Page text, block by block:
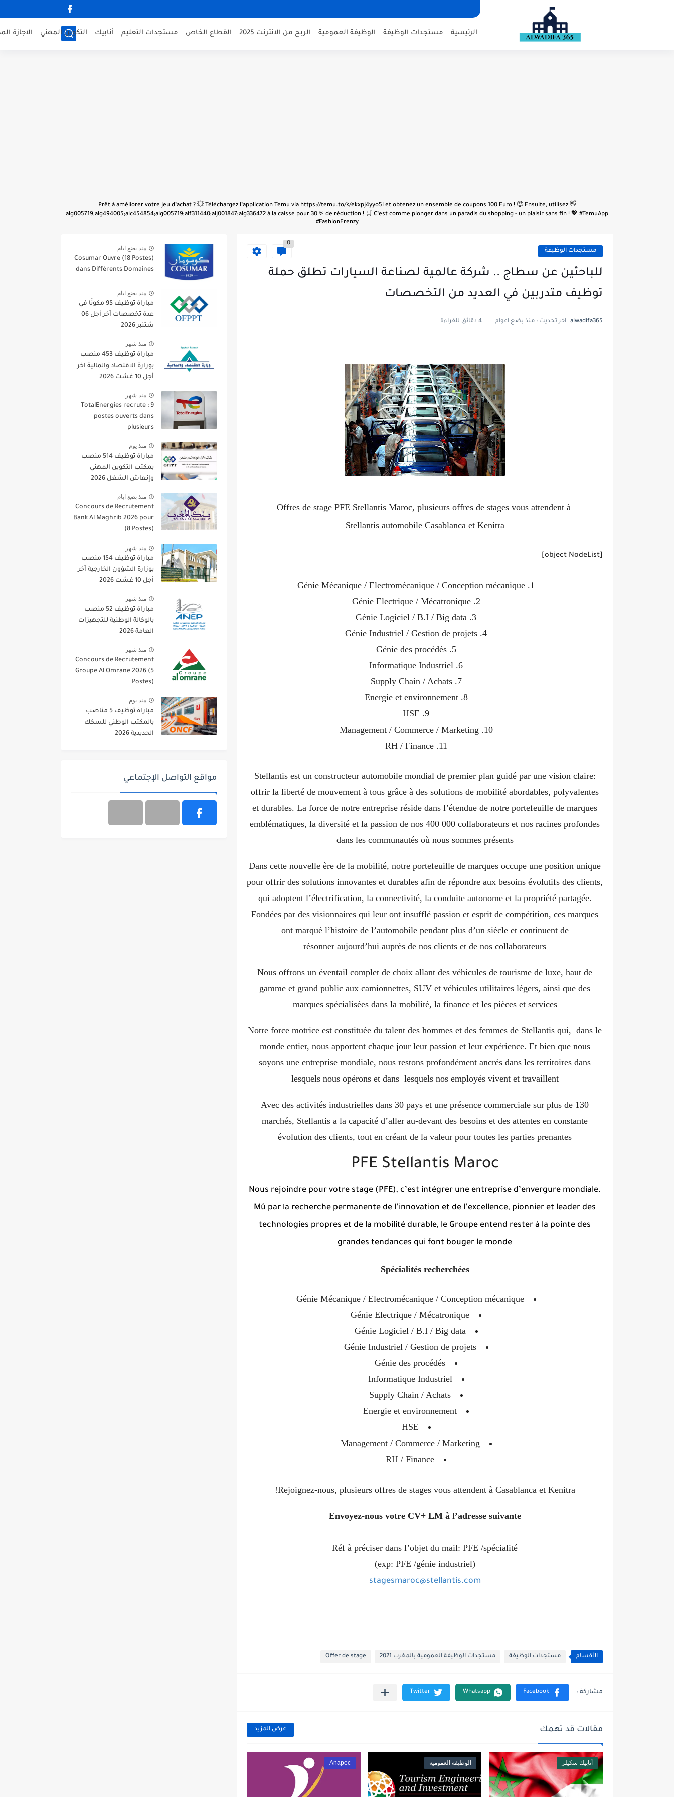
الرئيسية مستجدات الوظيفة الوظيفة العمومية الربح من الانترنت 2025 القطاع الخاص مستجدات التعليم أنابيك التكوين المهني الاجازة
👋 Prêt à améliorer votre jeu d’achat ? 💥 Téléchargez l’application Temu via https://temu.to/k/ekxpj4yyo5i et obtenez un ensemble de coupons 100 Euro ! 🤑 Ensuite, utilisez
alg005719,alg494005;alc454854;alg005719;alf311440;alj001847;alg336472 à la caisse pour 30 % de réduction ! 🛒 C’est comme plonger dans un paradis du shopping - un plaisir sans fin ! 💖 #TemuApp
#FashionFrenzy
مستجدات الوظيفة
0
للباحثين عن سطاج .. شركة عالمية لصناعة السيارات تطلق حملة
توظيف متدربين في العديد من التخصصات
alwadifa365 اخر تحديث : منذ بضع اعوام 4 دقائق للقراءة
Offres de stage PFE Stellantis Maroc, plusieurs offres de stages vous attendent à
Stellantis automobile Casablanca et Kenitra
[object NodeList]
Génie Mécanique / Electromécanique / Conception mécanique
Génie Electrique / Mécatronique
Génie Logiciel / B.I / Big data
Génie Industriel / Gestion de projets
Génie des procédés
Informatique Industriel
Supply Chain / Achats
Energie et environnement
HSE
Management / Commerce / Marketing
RH / Finance
Stellantis est un constructeur automobile mondial de premier plan guidé par une vision claire:
offrir la liberté de mouvement à tous grâce à des solutions de mobilité abordables, polyvalentes
et durables. La force de notre entreprise réside dans l’étendue de notre portefeuille de marques
emblématiques, la diversité et la passion de nos 400 000 collaborateurs et nos racines profondes
dans les communautés où nous sommes présents
Dans cette nouvelle ère de la mobilité, notre portefeuille de marques occupe une position unique
pour offrir des solutions innovantes et durables afin de répondre aux besoins évolutifs des clients,
qui adoptent l’électrification, la connectivité, la conduite autonome et la propriété partagée.
Fondées par des visionnaires qui leur ont insufflé passion et esprit de compétition, ces marques
ont marqué l’histoire de l’automobile pendant plus d’un siècle et continuent de
résonner aujourd’hui auprès de nos clients et de nos collaborateurs
Nous offrons un éventail complet de choix allant des véhicules de tourisme de luxe, haut de
gamme et grand public aux camionnettes, SUV et véhicules utilitaires légers, ainsi que des
marques spécialisées dans la mobilité, la finance et les pièces et services
Notre force motrice est constituée du talent des hommes et des femmes de Stellantis qui, dans le
monde entier, nous apportent chaque jour leur passion et leur expérience. Et bien que nous
soyons une entreprise mondiale, nous restons profondément ancrés dans les territoires dans
lesquels nous opérons et dans lesquels nos employés vivent et travaillent
Avec des activités industrielles dans 30 pays et une présence commerciale sur plus de 130
marchés, Stellantis a la capacité d’aller au-devant des besoins et des attentes en constante
évolution des clients, tout en créant de la valeur pour toutes les parties prenantes
PFE Stellantis Maroc
Nous rejoindre pour votre stage (PFE), c’est intégrer une entreprise d’envergure mondiale.
Mû par la recherche permanente de l’innovation et de l’excellence, pionnier et leader des
technologies propres et de la mobilité durable, le Groupe entend rester à la pointe des
grandes tendances qui font bouger le monde
Spécialités recherchées
Génie Mécanique / Electromécanique / Conception mécanique
Génie Electrique / Mécatronique
Génie Logiciel / B.I / Big data
Génie Industriel / Gestion de projets
Génie des procédés
Informatique Industriel
Supply Chain / Achats
Energie et environnement
HSE
Management / Commerce / Marketing
RH / Finance
Rejoignez-nous, plusieurs offres de stages vous attendent à Casablanca et Kenitra!
Envoyez-nous votre CV+ LM à l’adresse suivante
Réf à préciser dans l’objet du mail: PFE /spécialité
(exp: PFE /génie industriel)
stagesmaroc@stellantis.com
الأقسام مستجدات الوظيفة مستجدات الوظيفة العمومية بالمغرب 2021 Offer de stage
مقالات قد تهمك عرض المزيد
أنابيك سكيلز الوظيفة العمومية Anapec
منذ بضع ايام
Cosumar Ouvre (18 Postes)
dans Différents Domaines
منذ بضع ايام
مباراة توظيف 95 مكونًا في
عدة تخصصات آخر أجل 06
شتنبر 2026
منذ شهر
مباراة توظيف 453 منصب
بوزارة الاقتصاد والمالية آخر
أجل 10 غشت 2026
منذ شهر
TotalEnergies recrute : 9
postes ouverts dans
plusieurs
منذ يوم
مباراة توظيف 514 منصب
بمكتب التكوين المهني
وإنعاش الشغل 2026
منذ بضع ايام
Concours de Recrutement
Bank Al Maghrib 2026 pour
(8 Postes)
منذ شهر
مباراة توظيف 154 منصب
بوزارة الشؤون الخارجية آخر
أجل 10 غشت 2026
منذ شهر
مباراة توظيف 52 منصب
بالوكالة الوطنية للتجهيزات
العامة 2026
منذ شهر
Concours de Recrutement
Groupe Al Omrane 2026 (5
Postes)
منذ يوم
مباراة توظيف 5 مناصب
بالمكتب الوطني للسكك
الحديدية 2026
مواقع التواصل الإجتماعي